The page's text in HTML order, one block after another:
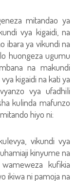
mitandao ya
vya kigaidi, na
ibara ya vikundi na
huongeza ugumu
na makundi
kigaidi na kati ya
vya ufadhili
kulinda mafunzo
hiyo ni:
vikundi vya
kinyume na
kufikia
ikiwa ni pamoja na